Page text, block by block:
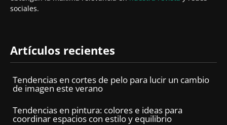
sociales.
Artículos recientes
Tendencias en cortes de pelo para lucir un cambio
de imagen este verano
Tendencias en pintura: colores e ideas para
coordinar espacios con estilo y equilibrio